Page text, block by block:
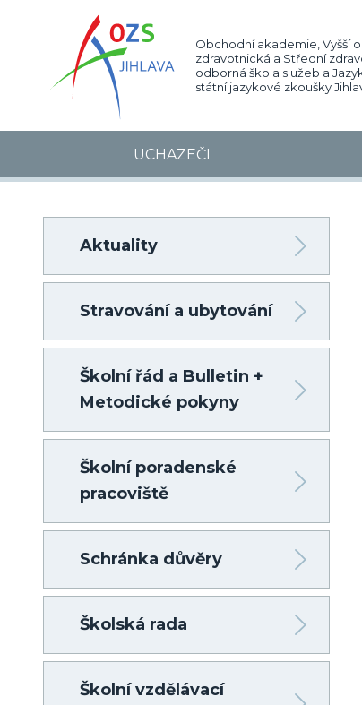
Obchodní akademie, Vyšší
zdravotnická a Střední
odborná škola služeb a
státní jazykové zkoušky
UCHAZEČI
Aktuality
Stravování a ubytování
Školní řád a Bulletin +
Metodické pokyny
Školní poradenské
pracoviště
Schránka důvěry
Školská rada
Školní vzdělávací